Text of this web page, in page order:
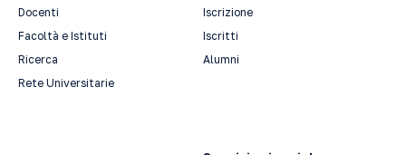
Docenti
Facoltà e Istituti
Ricerca
Rete Universitarie
Iscrizione
Iscritti
Alumni